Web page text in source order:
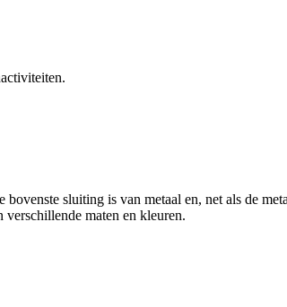
sluiting is van metaal en, net als de
maten en kleuren.